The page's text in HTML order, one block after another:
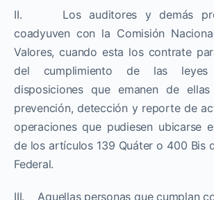
II. Los auditores y demás
coadyuven con la Comisión
Valores, cuando esta los contrate
del cumplimiento de las leyes
disposiciones que emanen de
prevención, detección y reporte de
operaciones que pudiesen ubicarse
de los artículos 139 Quáter o 400 Bis
Federal.
III. Aquellas personas que cumplan